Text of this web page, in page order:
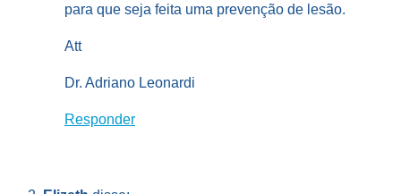
para que seja feita uma prevenção de lesão.
Att
Dr. Adriano Leonardi
Responder